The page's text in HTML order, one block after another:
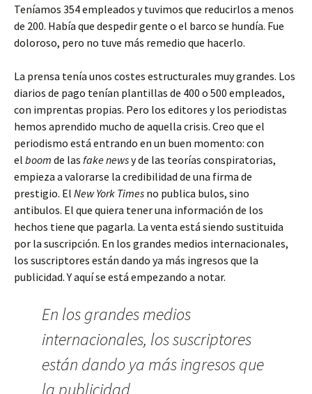
Teníamos 354 empleados y tuvimos que reducirlos a menos
de 200. Había que despedir gente o el barco se hundía. Fue
doloroso, pero no tuve más remedio que hacerlo.
La prensa tenía unos costes estructurales muy grandes. Los
diarios de pago tenían plantillas de 400 o 500 empleados,
con imprentas propias. Pero los editores y los periodistas
hemos aprendido mucho de aquella crisis. Creo que el
periodismo está entrando en un buen momento: con
el boom de las fake newsy de las teorías conspiratorias,
empieza a valorarse la credibilidad de una firma de
prestigio. El New York Times no publica bulos, sino
antibulos. El que quiera tener una información de los
hechos tiene que pagarla. La venta está siendo sustituida
por la suscripción. En los grandes medios internacionales,
los suscriptores están dando ya más ingresos que la
publicidad. Y aquí se está empezando a notar.
En los grandes medios
internacionales, los suscriptores
están dando ya más ingresos que
la publicidad